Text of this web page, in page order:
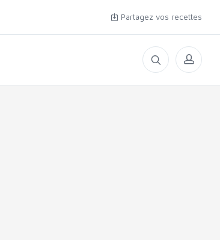
Partagez vos recettes